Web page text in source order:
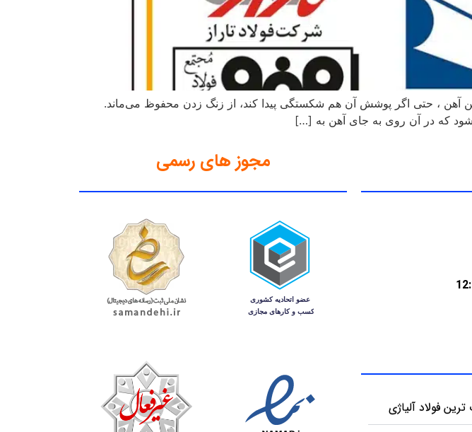
آهن ، حتی اگر پوشش آن هم شکستگی پیدا کند، از زنگ زدن محفوظ می‌ماند.
که در آن روی به جای آهن به […]
فولاد آلیاژی
مجوز های رسمی